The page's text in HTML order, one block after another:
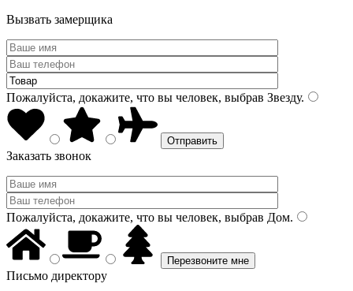
Вызвать замерщика
Пожалуйста, докажите, что вы человек, выбрав Звезду.
Заказать звонок
Пожалуйста, докажите, что вы человек, выбрав Дом.
Письмо директору